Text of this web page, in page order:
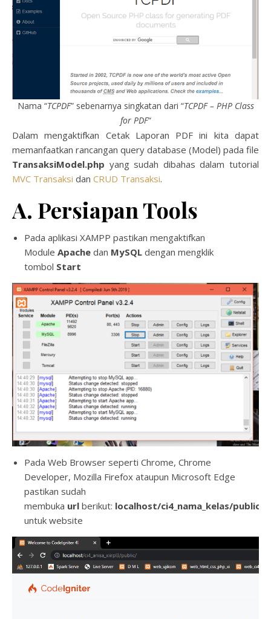
Nama “TCPDF” sebenarnya singkatan dari “TCPDF – PHP Class
for PDF“
Dalam mengaktifkan Cetak Laporan PDF ini kita dapat
memanfaatkan rancangan query database (Model) pada file
TransaksiModel.php yang sudah dibahas dalam tutorial
MVC Transaksi dan CRUD Transaksi.
A. Persiapan Tools
Pada aplikasi XAMPP pastikan mengaktifkan
Module Apache dan MySQL dengan mengklik
tombol Start
Pada Web Browser seperti Chrome, Chrome
Developer, Mozilla Firefox ataupun Microsoft Edge
pastikan sudah
membuka url berikut: localhost/ci4_nama_kelas/public
untuk website